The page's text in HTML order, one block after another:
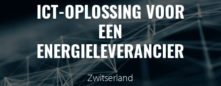
ICT-OPLOSSING VOOR
EEN
ENERGIELEVERANCIER
Zwitserland